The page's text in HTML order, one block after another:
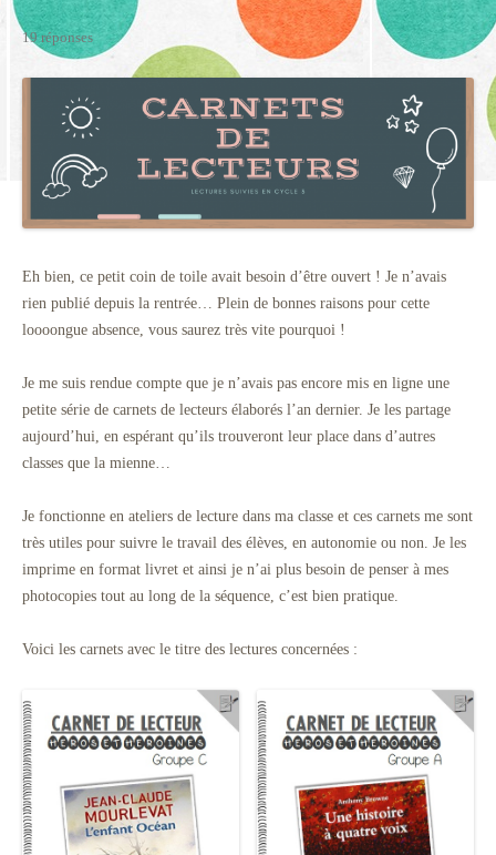
19 réponses
Eh bien, ce petit coin de toile avait besoin d’être ouvert ! Je n’avais
rien publié depuis la rentrée… Plein de bonnes raisons pour cette
loooongue absence, vous saurez très vite pourquoi !
Je me suis rendue compte que je n’avais pas encore mis en ligne une
petite série de carnets de lecteurs élaborés l’an dernier. Je les partage
aujourd’hui, en espérant qu’ils trouveront leur place dans d’autres
classes que la mienne…
Je fonctionne en ateliers de lecture dans ma classe et ces carnets me sont
très utiles pour suivre le travail des élèves, en autonomie ou non. Je les
imprime en format livret et ainsi je n’ai plus besoin de penser à mes
photocopies tout au long de la séquence, c’est bien pratique.
Voici les carnets avec le titre des lectures concernées :